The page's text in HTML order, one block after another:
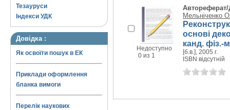
Тезауруси
Індекси УДК
Довідка :
Як освоїти пошук в ЕК
Приклади оформлення
бланка вимоги
Перелік наукових
Недоступно
0 из 1
Автореферат/
Мельніченко
основі
канд. фіз.-
[б.в.], 2005 г.
ISBN відсутній